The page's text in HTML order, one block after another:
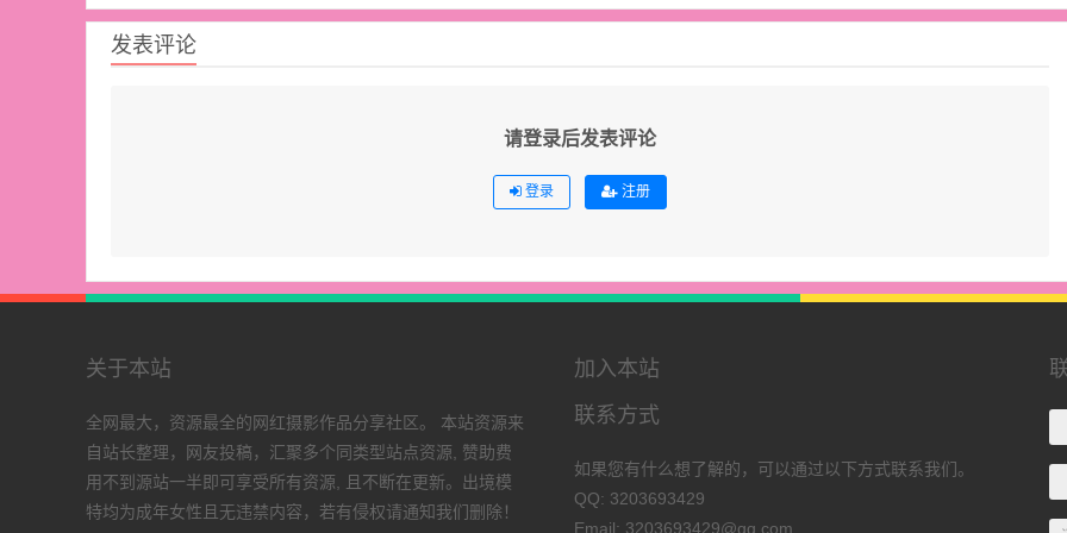
发表评论
请登录后发表评论
登录 注册
关于本站
全网最大，资源最全的网红摄影作品分享社区。 本站资源来
自站长整理，网友投稿，汇聚多个同类型站点资源, 赞助费
用不到源站一半即可享受所有资源, 且不断在更新。出境模
特均为成年女性且无违禁内容，若有侵权请通知我们删除！
加入本站
联系方式
如果您有什么想了解的，可以通过以下方式联系我们。
QQ: 3203693429
Email: 3203693429@qq.com